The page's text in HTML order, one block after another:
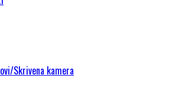
Skrivena kamera